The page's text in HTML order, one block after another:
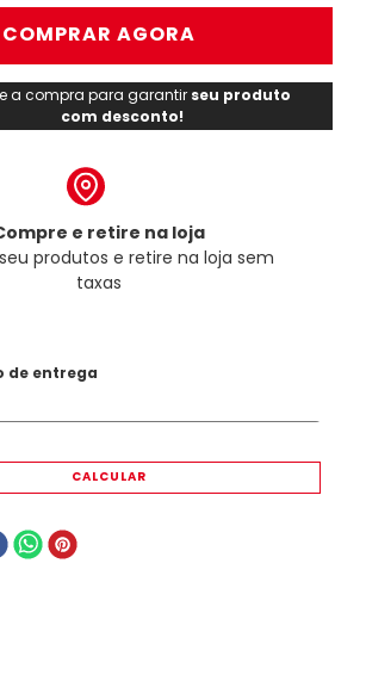
COMPRAR AGORA
a compra para garantir seu produto
com desconto!
e retire na loja
produtos e retire na loja sem
taxas